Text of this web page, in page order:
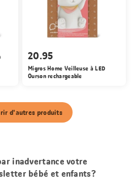
20.95
Migros Home Veilleuse à LED
Ourson rechargeable
d'autres produits
inadvertance votre
bébé et enfants?